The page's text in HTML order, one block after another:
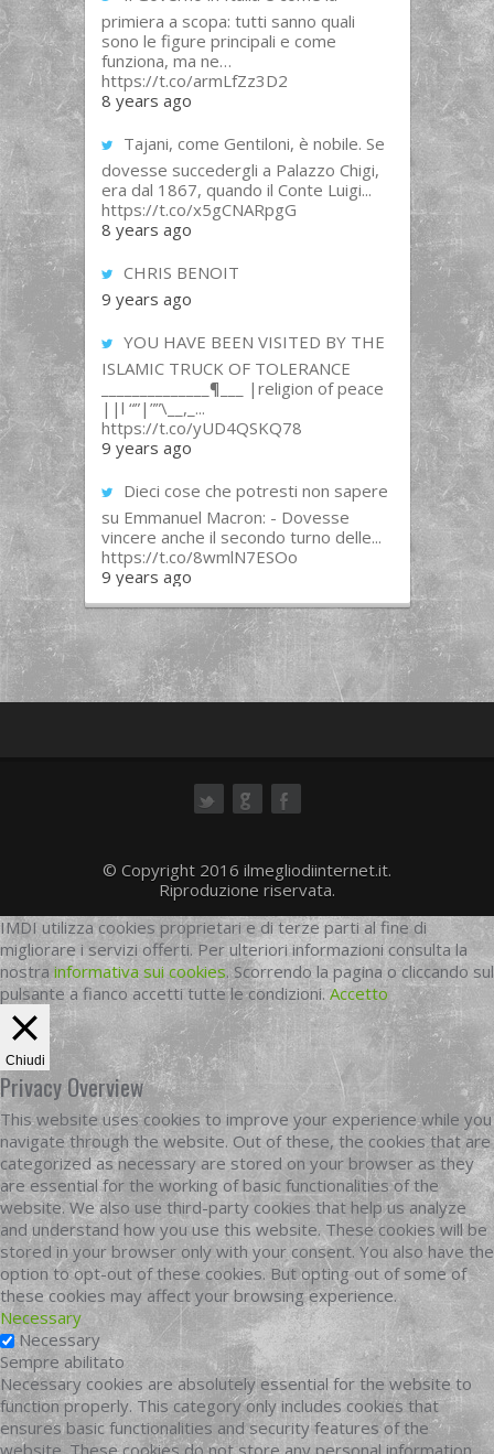
primiera a scopa: tutti sanno quali
sono le figure principali e come
funziona, ma ne…
https://t.co/armLfZz3D2
8 years ago
Tajani, come Gentiloni, è nobile. Se
dovesse succedergli a Palazzo Chigi,
era dal 1867, quando il Conte Luigi...
https://t.co/x5gCNARpgG
8 years ago
CHRIS BENOIT
9 years ago
YOU HAVE BEEN VISITED BY THE
ISLAMIC TRUCK OF TOLERANCE
______________¶___ |religion of peace
||l “”|””\__,_...
https://t.co/yUD4QSKQ78
9 years ago
Dieci cose che potresti non sapere
su Emmanuel Macron: - Dovesse
vincere anche il secondo turno delle...
https://t.co/8wmlN7ESOo
9 years ago
© Copyright 2016 ilmegliodiinternet.it.
Riproduzione riservata.
IMDI utilizza cookies proprietari e di terze parti al fine di
migliorare i servizi offerti. Per ulteriori informazioni consulta la
nostra informativa sui cookies. Scorrendo la pagina o cliccando sul
pulsante a fianco accetti tutte le condizioni.Accetto
Chiudi
Privacy Overview
This website uses cookies to improve your experience while you
navigate through the website. Out of these, the cookies that are
categorized as necessary are stored on your browser as they
are essential for the working of basic functionalities of the
website. We also use third-party cookies that help us analyze
and understand how you use this website. These cookies will be
stored in your browser only with your consent. You also have the
option to opt-out of these cookies. But opting out of some of
these cookies may affect your browsing experience.
Necessary
Necessary
Sempre abilitato
Necessary cookies are absolutely essential for the website to
function properly. This category only includes cookies that
ensures basic functionalities and security features of the
website. These cookies do not store any personal information.